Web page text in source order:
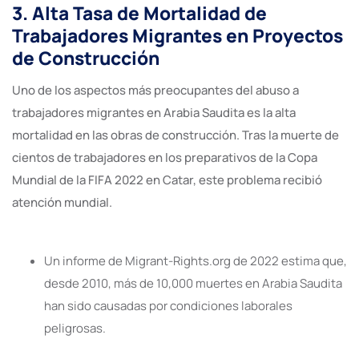
3. Alta Tasa de Mortalidad de
Trabajadores Migrantes en Proyectos
de Construcción
Uno de los aspectos más preocupantes del abuso a
trabajadores migrantes en Arabia Saudita es la alta
mortalidad en las obras de construcción. Tras la muerte de
cientos de trabajadores en los preparativos de la Copa
Mundial de la FIFA 2022 en Catar, este problema recibió
atención mundial.
Un informe de Migrant-Rights.org de 2022 estima que,
desde 2010, más de 10,000 muertes en Arabia Saudita
han sido causadas por condiciones laborales
peligrosas.